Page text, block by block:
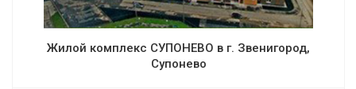
Жилой комплекс СУПОНЕВО в г. Звенигород,
Супонево